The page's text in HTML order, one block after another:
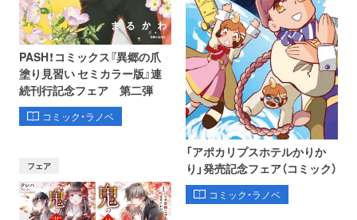
PASH！コミックス『異郷の爪
塗り見習い セミカラー版』連
続刊行記念フェア 第二弾
コミック・ラノベ
フェア
「アポカリプスホテルかりか
り」発売記念フェア（コミック）
コミック・ラノベ